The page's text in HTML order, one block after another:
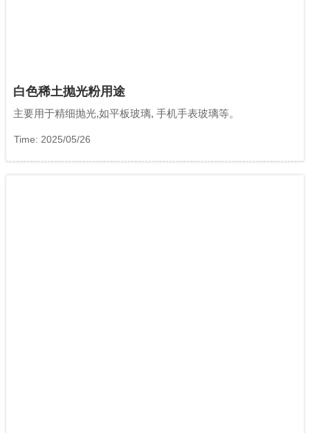
白色稀土抛光粉用途
主要用于精细抛光,如平板玻璃, 手机手表玻璃等。
Time: 2025/05/26